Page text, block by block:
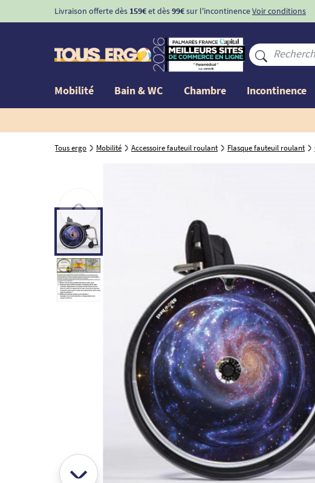
Livraison offerte dès 159€et dès99€sur l'incontinenceVoir conditions
Mobilité Bain & WC Chambre Incontinence
Tous ergo Mobilité Accessoire fauteuil roulant Flasque fauteuil roulant